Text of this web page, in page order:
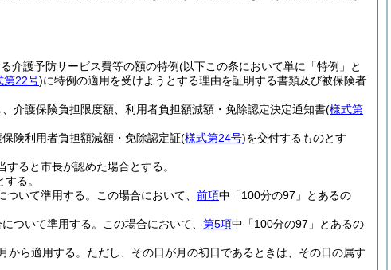
介護予防サービス費等の額の特例(以下この条において単に「特例」と
第22号)に特例の適用を受けようとする理由を証明する書類及び被保険者
介護保険負担限度額、利用者負担額減額・免除認定決定通知書(様式第
険利用者負担額減額・免除認定証(様式第24号)を交付するものとす
ると市長が認めた場合とする。
る。
いて準用する。 この場合において、 前項中「100分の97」とあるの
ついて準用する。 この場合において、 第5項中「100分の97」とあるの
ら適用する。 ただし、その日が月の初日であるときは、その日の属す